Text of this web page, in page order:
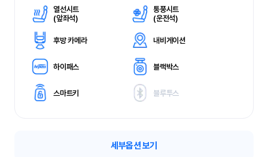
열선시트
(앞좌석)
통풍시트
(운전석)
후방 카메라 내비게이션
하이패스 블랙박스
스마트키 블루투스
세부옵션 보기